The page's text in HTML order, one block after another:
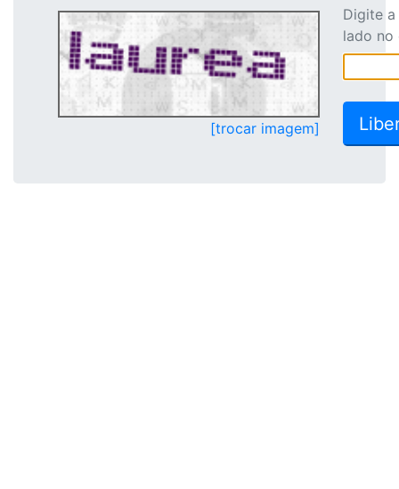
[trocar imagem]
Digite
lado no